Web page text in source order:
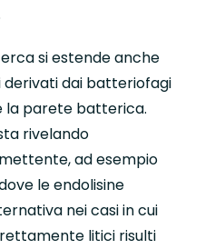
si estende anche
derivati dai batteriofagi
la parete batterica.
rivelando
ad esempio
le endolisine
nei casi in cui
litici risulti